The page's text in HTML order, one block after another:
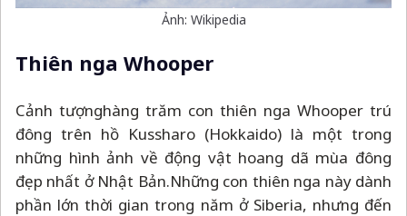
Ảnh: Wikipedia
Thiên nga Whooper
Cảnh tượnghàng trăm con thiên nga Whooper trú
đông trên hồ Kussharo (Hokkaido) là một trong
những hình ảnh về động vật hoang dã mùa đông
đẹp nhất ở Nhật Bản.Những con thiên nga này dành
phần lớn thời gian trong năm ở Siberia, nhưng đến